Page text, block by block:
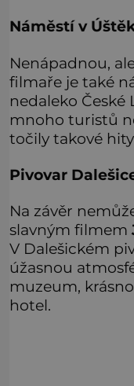
Náměstí v
Nenápadnou,
filmaře je také
nedaleko České
mnoho turistů
točily takové
Pivovar
Na závěr
slavným filmem
V Dalešickém
úžasnou
muzeum,
hotel.